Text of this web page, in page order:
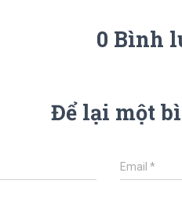
0 Bình
Để lại một
Email*